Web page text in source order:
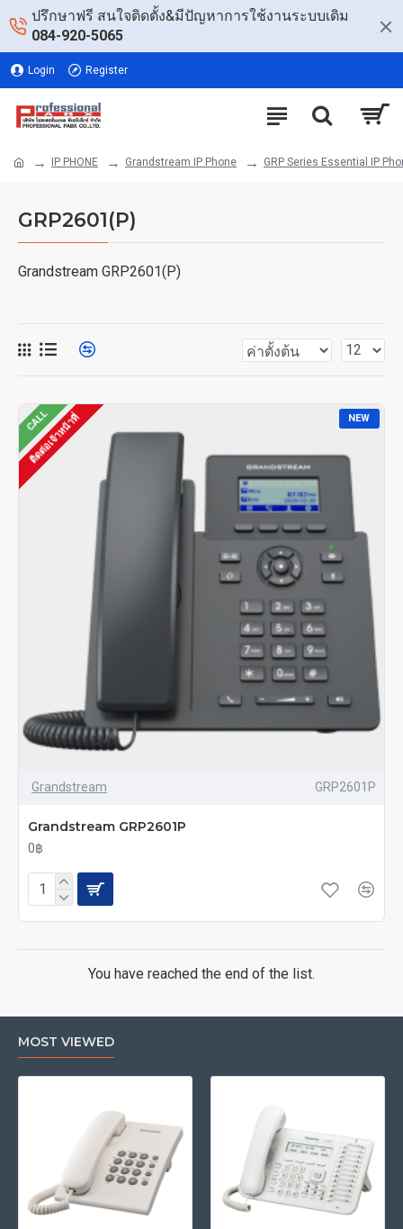
ปรึกษาฟรี สนใจติดตั้ง&มีปัญหาการใช้งานระบบเดิม
084-920-5065
Login Register
IP PHONE Grandstream IP Phone GRP Series Essential IP
GRP2601(P)
Grandstream GRP2601(P)
NEW
CALL
ติดต่อเจ้าหน้าที่
Grandstream GRP2601P
Grandstream GRP2601P
0฿
You have reached the end of the list.
MOST VIEWED